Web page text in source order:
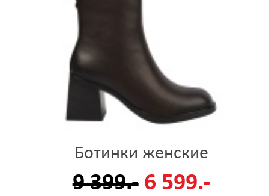
Ботинки женские
9 399.- 6 599.-